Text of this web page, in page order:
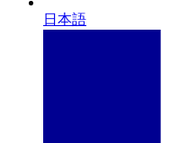
日本語